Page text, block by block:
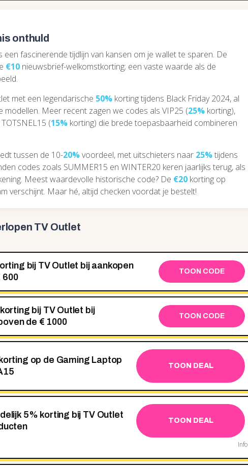
onthuld
een fascinerende tijdlijn van kansen om je wallet te sparen. De
€10 nieuwsbrief-welkomstkorting; een vaste waarde als de
met een legendarische 50% korting tijdens Black Friday 2024, al
Meer recent zagen we codes als VIP25 (25% korting),
(15% korting) die brede toepasbaarheid combineren
tussen de 10-20%voordeel, met uitschieters naar 25%tijdens
codes zoals SUMMER15 en WINTER20 keren jaarlijks terug, als
Meest waardevolle historische code? De €20 korting op
verschijnt. Maar hé, altijd checken voordat je bestelt!
TV Outlet
bij TV Outlet bij aankopen
600
TOON CODE
bij TV Outlet bij
de € 1000
TOON CODE
op de Gaming Laptop
TOON DEAL
5% korting bij TV Outlet
TOON DEAL
Info